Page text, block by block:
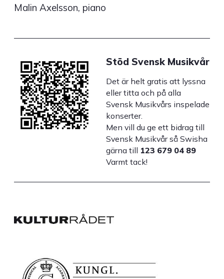
Malin Axelsson, piano
Stöd Svensk Musikvår
Det är helt gratis att lyssna
eller titta och på alla
Svensk Musikvårs inspelade
konserter.
Men vill du ge ett bidrag till
Svensk Musikvår så Swisha
gärna till 123 679 04 89
Varmt tack!